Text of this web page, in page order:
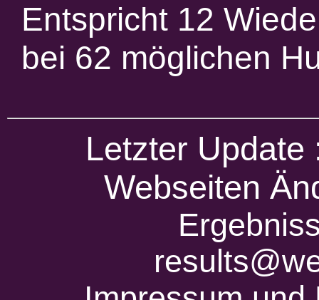
Entspricht 12
bei 62 möglichen
Letzter
Webseiten